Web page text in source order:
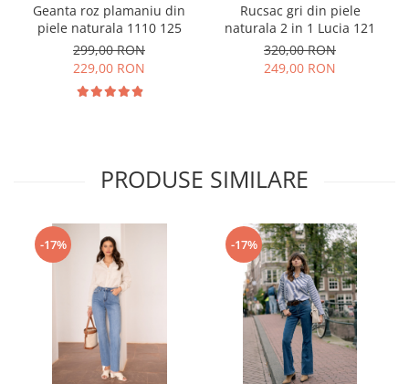
Geanta roz plamaniu din
piele naturala 1110 125
299,00 RON
229,00 RON
Rucsac gri din piele
naturala 2 in 1 Lucia 121
320,00 RON
249,00 RON
PRODUSE SIMILARE
-17% -17%